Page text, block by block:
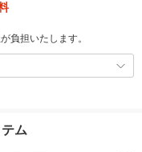
負担いたします。
ム